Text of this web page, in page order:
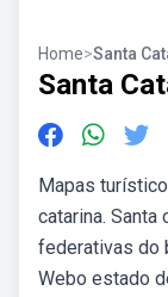
Home>Santa
Santa
Mapas
catarina. Santa
federativas do
Webo estado